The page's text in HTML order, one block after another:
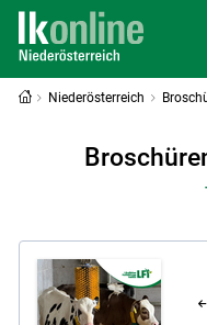
Niederösterreich